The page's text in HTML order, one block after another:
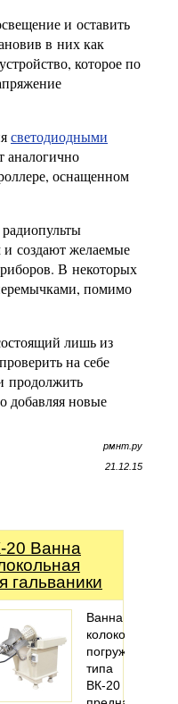
и оставить
в них как
которое по
светодиодными
аналогично
оснащенном
создают желаемые
В некоторых
помимо
лишь из
на себе
продолжить
добавляя новые
рмнт.ру
21.12.15
20 Ванна
гальваники
Ванна
колокольная
погружного
типа
ВК-20